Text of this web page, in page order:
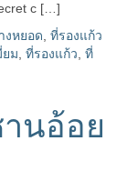
c […]
งหยอด ที่รองแก้ว
ยม ที่รองแก้ว ที่
นอ้อย